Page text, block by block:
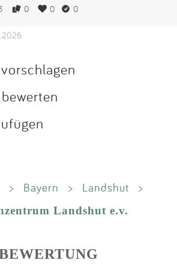
0 0 0
> Bayern > Landshut >
Landshut e.v.